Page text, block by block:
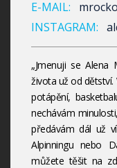
E-MAIL:
INSTAGRAM:
„Jmenuji se
života už od
potápění,
nechávám
předávám dál už
Alpinningu nebo
můžete těšit na